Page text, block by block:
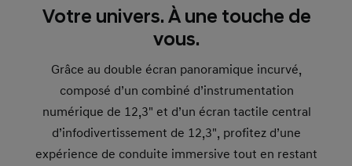
Votre univers. À une touche de
vous.
Grâce au double écran panoramique incurvé,
composé d’un combiné d’instrumentation
numérique de 12,3" et d’un écran tactile central
d’infodivertissement de 12,3", profitez d’une
expérience de conduite immersive tout en restant